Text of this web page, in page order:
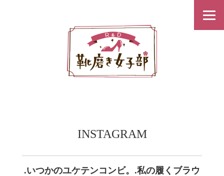
INSTAGRAM
.いつかのユケテンコンビ。.私の履くブラウ